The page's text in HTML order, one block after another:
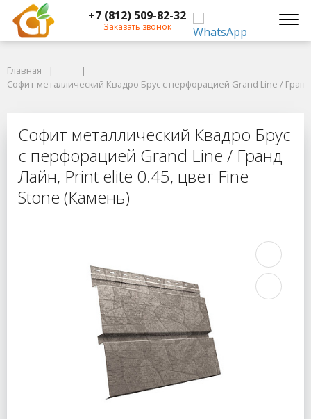
+7 (812) 509-82-32
Заказать звонок
Софит металлический Квадро Брус с перфорацией Grand Line /
Софит металлический Квадро
Главная
Софит металлический Квадро Брус с перфорацией Grand Line /
Софит металлический Квадро Брус
с перфорацией Grand Line / Гранд
Лайн, Print elite 0.45, цвет Fine
Stone (Камень)